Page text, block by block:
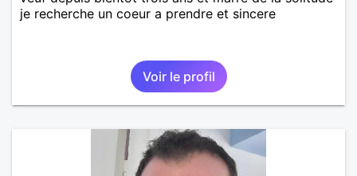
je recherche un coeur a prendre et sincere
Voir le profil